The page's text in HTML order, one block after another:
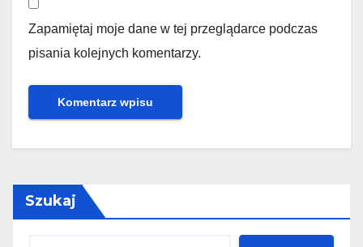
Zapamiętaj moje dane w tej przeglądarce podczas
pisania kolejnych komentarzy.
Szukaj